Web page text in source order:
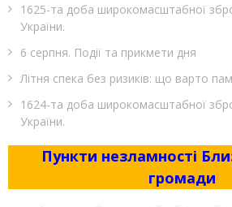
1625-та доба широкомасштабної
України.
6 серпня. Події та прикмети дня
Літня спека без ризиків: що варто
1624-та доба широкомасштабної
України.
Пункти незламності
громади